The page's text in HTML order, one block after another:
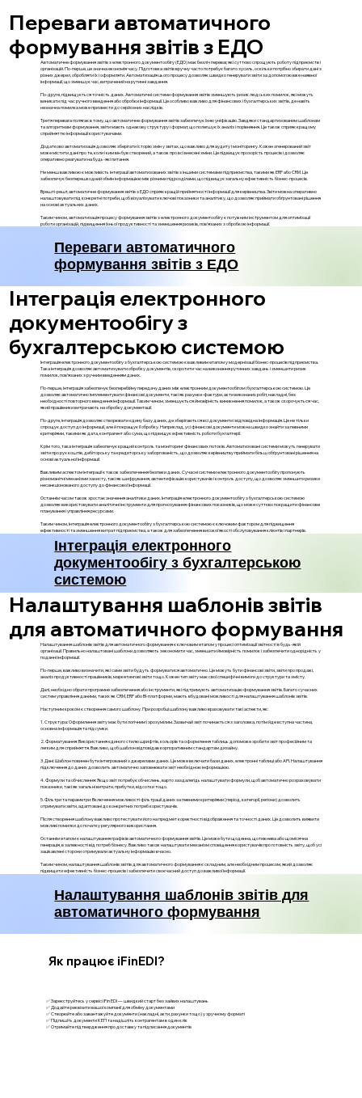
Переваги автоматичного
формування звітів з ЕДО
Автоматичне формування звітів з електронного документообігу (ЕДО) має безліч переваг, які суттєво спрощують роботу підприємств і
організацій. По-перше, це значна економія часу. Підготовка звітів вручну часто потребує багато зусиль, оскільки потрібно збирати дані з
різних джерел, обробляти їх і оформляти. Автоматизація цього процесу дозволяє швидко генерувати звіти за допомогою вже наявної
інформації, що зменшує час, витрачений на рутинні завдання.
По-друге, підвищується точність даних. Автоматичні системи формування звітів зменшують ризик людських помилок, які можуть
виникати під час ручного введення або обробки інформації. Це особливо важливо для фінансових і бухгалтерських звітів, де навіть
незначна помилка може призвести до серйозних наслідків.
Третя перевага полягає в тому, що автоматичне формування звітів забезпечує їхню уніфікацію. Завдяки стандартизованим шаблонам
та алгоритмам формування, звіти мають однакову структуру і формат, що полегшує їх аналіз і порівняння. Це також сприяє кращому
сприйняттю інформації користувачами.
Додатково автоматизація дозволяє зберігати історію змін у звітах, що важливо для аудиту і моніторингу. Кожен згенерований звіт
може містити дані про те, коли і ким він був створений, а також про всі внесені зміни. Це підвищує прозорість процесів і дозволяє
оперативно реагувати на будь-які питання.
Не менш важливою є можливість інтеграції автоматизованих звітів з іншими системами підприємства, такими як ERP або CRM. Це
забезпечує безперешкодний обмін інформацією між різними підрозділами, що підвищує загальну ефективність бізнес-процесів.
Врешті-решт, автоматичне формування звітів з ЕДО сприяє кращій прийнятності інформації для керівництва. Звіти можна оперативно
налаштовувати під конкретні потреби, щоб візуалізувати ключові показники та аналітику, що дозволяє приймати обґрунтовані рішення
на основі актуальних даних.
Таким чином, автоматизація процесу формування звітів з електронного документообігу є потужним інструментом для оптимізації
роботи організацій, підвищення їхньої продуктивності та зменшення ризиків, пов'язаних з обробкою інформації.
Переваги автоматичного
формування звітів з ЕДО
Інтеграція електронного
документообігу з
бухгалтерською системою
Інтеграція електронного документообігу з бухгалтерською системою є важливим етапом у модернізації бізнес-процесів підприємства.
Така інтеграція дозволяє автоматизувати обробку документів, скоротити час на виконання рутинних завдань і зменшити ризик
помилок, пов'язаних з ручним введенням даних.
По-перше, інтеграція забезпечує безперебійну передачу даних між електронним документообігом і бухгалтерською системою. Це
дозволяє автоматично імплементувати фінансові документи, такі як рахунки-фактури, акти виконаних робіт, накладні, без
необхідності повторного введення інформації. Таким чином, зменшується ймовірність виникнення помилок, а також скорочується час,
який працівники витрачають на обробку документації.
По-друге, інтеграція дозволяє створювати єдину базу даних, де зберігаються всі документи і відповідна інформація. Це не тільки
спрощує доступ до інформації, але й покращує її обробку. Наприклад, усі фінансові документи можна швидко знайти за певними
критеріями, такими як дата, контрагент або сума, що підвищує ефективність роботи бухгалтерії.
Крім того, така інтеграція забезпечує кращий контроль та моніторинг фінансових потоків. Автоматизовані системи можуть генерувати
звіти про рух коштів, дебіторську та кредиторську заборгованість, що дозволяє керівництву приймати більш обґрунтовані рішення на
основі актуальної інформації.
Важливим аспектом інтеграції є також забезпечення безпеки даних. Сучасні системи електронного документообігу пропонують
різноманітні механізми захисту, такі як шифрування, автентифікацію користувачів і контроль доступу, що дозволяє зменшити ризики
несанкціонованого доступу до фінансової інформації.
Останнім часом також зростає значення аналітики даних. Інтеграція електронного документообігу з бухгалтерською системою
дозволяє використовувати аналітичні інструменти для прогнозування фінансових показників, що може суттєво покращити фінансове
планування і управління ресурсами.
Таким чином, інтеграція електронного документообігу з бухгалтерською системою є ключовим фактором для підвищення
ефективності та зменшення витрат підприємства, а також для забезпечення високої якості обслуговування клієнтів і партнерів.
Інтеграція електронного
документообігу з бухгалтерською
системою
Налаштування шаблонів звітів
для автоматичного формування
Налаштування шаблонів звітів для автоматичного формування є ключовим етапом у процесі оптимізації звітності в будь-якій
організації. Правильно налаштовані шаблони дозволяють зекономити час, зменшити ймовірність помилок і забезпечити однорідність у
поданні інформації.
По-перше, важливо визначити, які саме звіти будуть формуватися автоматично. Це можуть бути фінансові звіти, звіти про продажі,
аналіз продуктивності працівників, маркетингові звіти тощо. Кожен тип звіту має свої специфічні вимоги до структури та змісту.
Далі, необхідно обрати програмне забезпечення або інструменти, які підтримують автоматизацію формування звітів. Багато сучасних
систем управління даними, таких як CRM, ERP або BI-платформи, мають вбудовані можливості для налаштування шаблонів звітів.
Наступним кроком є створення самого шаблону. При розробці шаблону важливо враховувати такі аспекти, як:
1. Структура: Оформлення звіту має бути логічним і зрозумілим. Зазвичай звіт починається з заголовка, потім йде вступна частина,
основна інформація та підсумки.
2. Форматування: Використання єдиного стилю шрифтів, кольорів та оформлення таблиць допоможе зробити звіт професійним та
легким для сприйняття. Важливо, щоб шаблон відповідав корпоративним стандартам дизайну.
3. Дані: Шаблон повинен бути інтегрований з джерелами даних. Це може включати бази даних, електронні таблиці або API. Налаштування
підключення до даних дозволить автоматично заповнювати звіт необхідною інформацією.
4. Формули та обчислення: Якщо звіт потребує обчислень, варто заздалегідь налаштувати формули, щоб автоматично розраховувати
показники, такі як загальні витрати, прибутки, відсотки тощо.
5. Фільтри та параметри: Включення можливості фільтрації даних за певними критеріями (період, категорії, регіони) дозволить
отримувати звіти, адаптовані до конкретних потреб користувачів.
Після створення шаблону важливо протестувати його на предмет коректності відображення та точності даних. Це дозволить виявити
можливі помилки до початку регулярного використання.
Останнім етапом є налаштування графіків автоматичного формування звітів. Це може бути щоденна, щотижнева або щомісячна
генерація, в залежності від потреб бізнесу. Важливо також налаштувати механізм сповіщення користувачів про готовність звіту, щоб усі
зацікавлені сторони отримували актуальну інформацію вчасно.
Таким чином, налаштування шаблонів звітів для автоматичного формування є складним, але необхідним процесом, який дозволяє
підвищити ефективність бізнес-процесів і забезпечити своєчасний доступ до важливої інформації.
Налаштування шаблонів звітів для
автоматичного формування
✅ Зареєструйтесь у сервісі iFin EDI — швидкий старт без зайвих налаштувань
✅ Додайте реквізити вашої компанії для обміну документами
✅ Створюйте або завантажуйте документи (накладні, акти, рахунки тощо) у зручному форматі
✅ Підпишіть документи КЕП та надішліть контрагентам в один клік
✅ Отримайте підтвердження про доставку та підписання документів
Як працює iFinEDI?